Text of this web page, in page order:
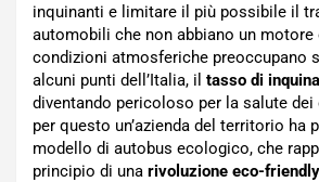
inquinanti e limitare il più possibile il
automobili che non abbiano un
condizioni atmosferiche preoccupano
alcuni punti dell’Italia, il tasso di
diventando pericoloso per la salute
per questo un’azienda del territorio ha
modello di autobus ecologico, che
principio di una rivoluzione eco-friendly